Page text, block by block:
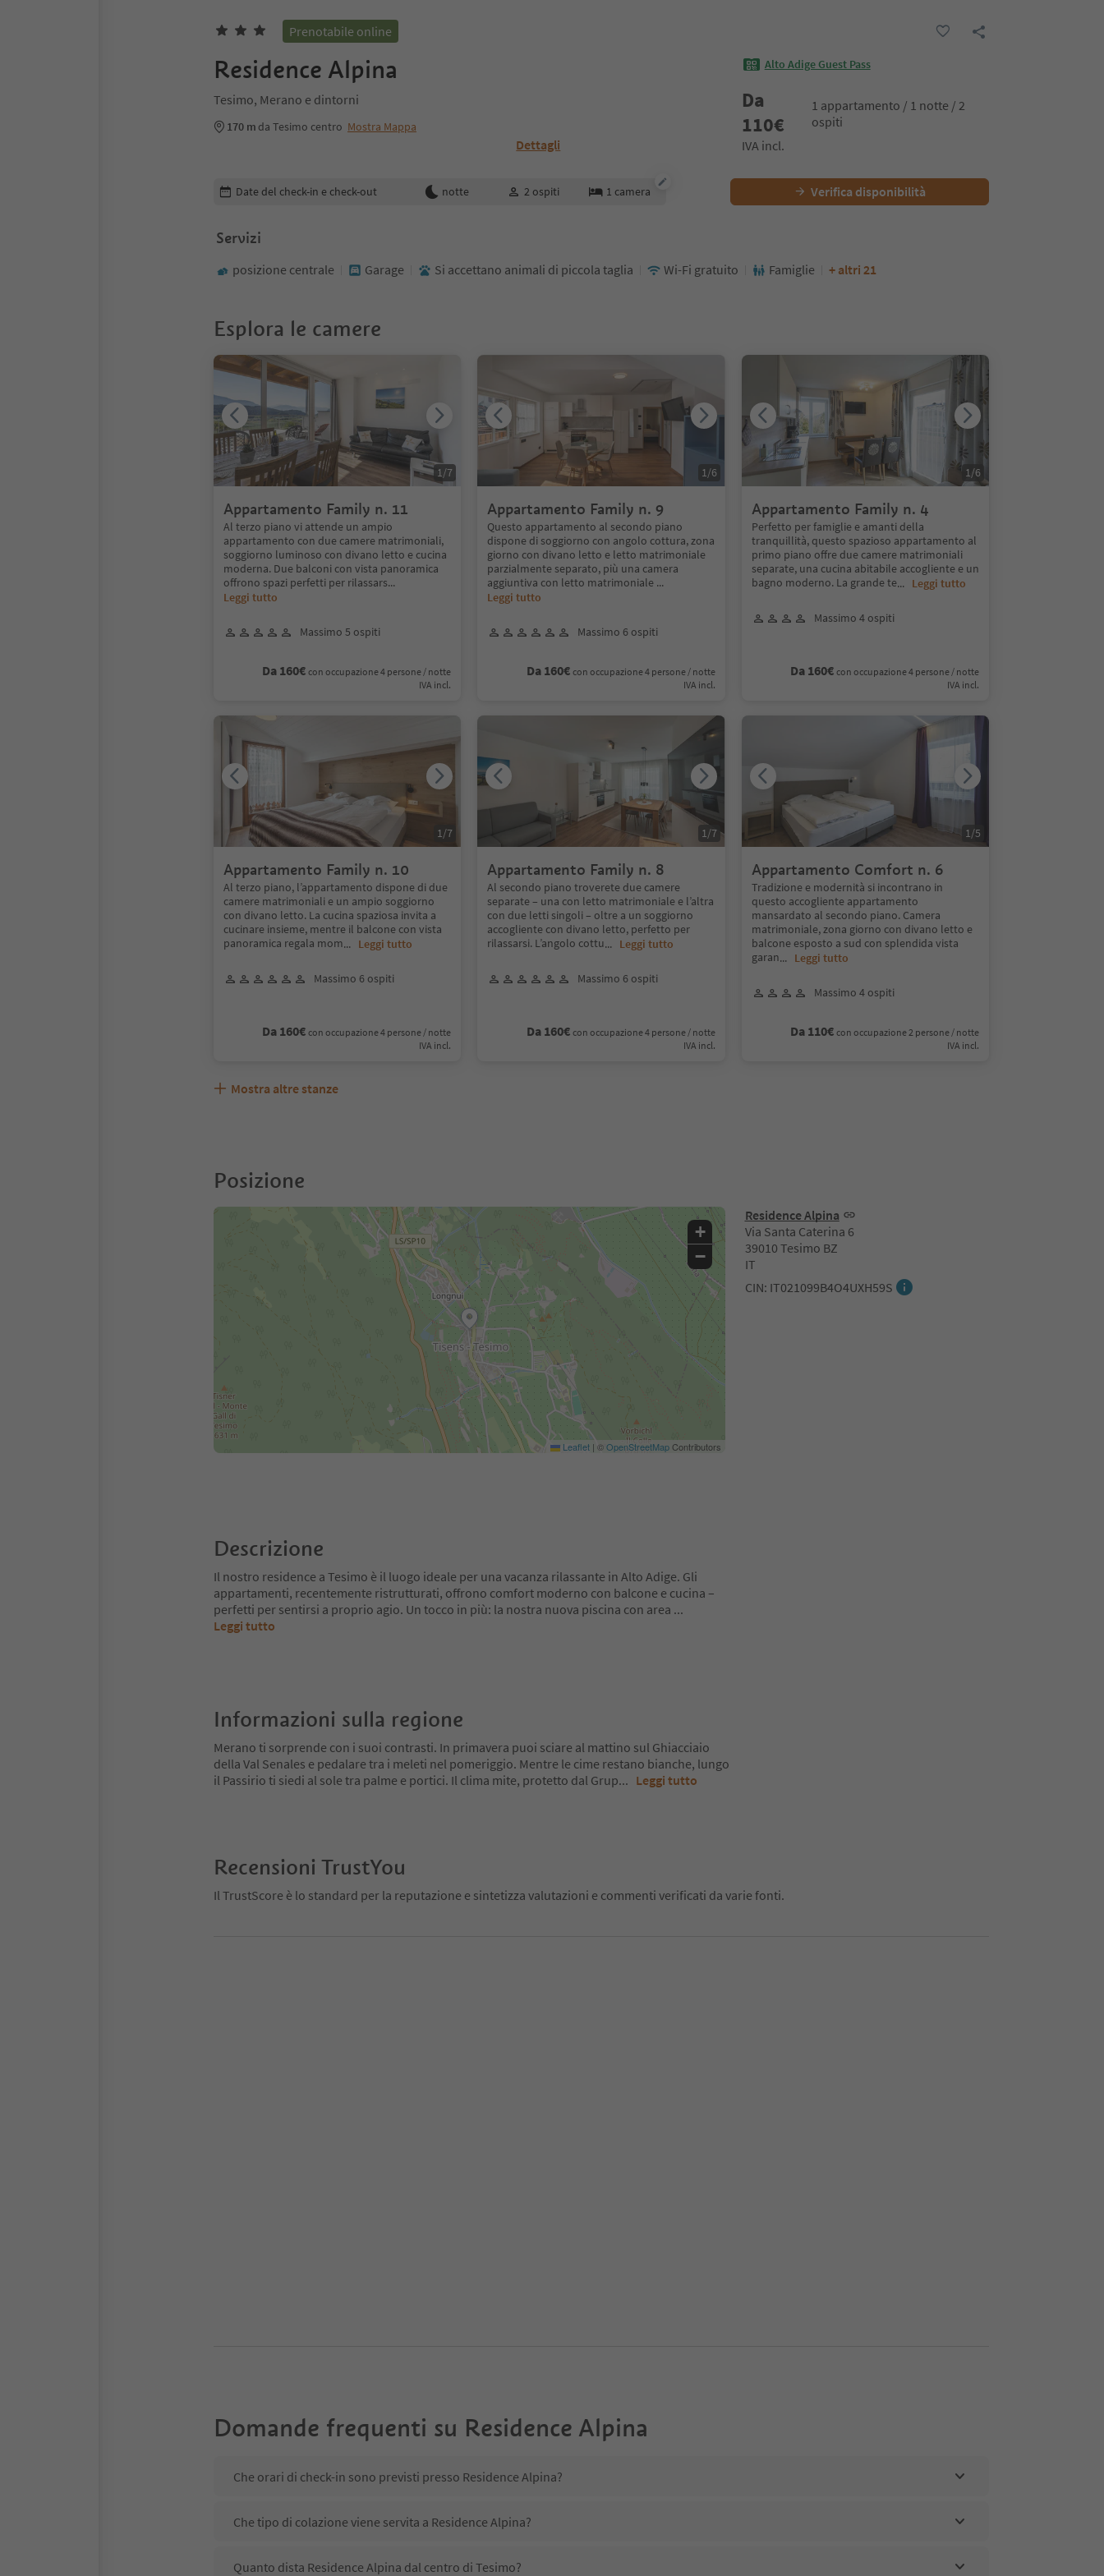
Prenotabile online
Residence Alpina
Tesimo, Merano e dintorni
170 m da Tesimo centro Mostra Mappa
Dettagli
Alto Adige Guest Pass
Da
110€
1 appartamento / 1 notte / 2
ospiti
IVA incl.
Modifica i dettagli della prenotazione
Date del check-in e check-out notte 2 ospiti 1 camera Verifica disponibilità
Servizi
posizione centrale Garage Si accettano animali di piccola taglia Wi-Fi gratuito Famiglie + altri 21
Esplora le camere
Appartamento Family n. 11
Al terzo piano vi attende un ampio
appartamento con due camere matrimoniali,
soggiorno luminoso con divano letto e cucina
moderna. Due balconi con vista panoramica
offrono spazi perfetti per rilassars...
Leggi tutto
Massimo 5 ospiti
Da 160€ con occupazione 4 persone / notte
IVA incl.
1/7
Appartamento Family n. 9
Questo appartamento al secondo piano
dispone di soggiorno con angolo cottura, zona
giorno con divano letto e letto matrimoniale
parzialmente separato, più una camera
aggiuntiva con letto matrimoniale ...
Leggi tutto
Massimo 6 ospiti
Da 160€ con occupazione 4 persone / notte
IVA incl.
1/6
Appartamento Family n. 4
Perfetto per famiglie e amanti della
tranquillità, questo spazioso appartamento al
primo piano offre due camere matrimoniali
separate, una cucina abitabile accogliente e un
bagno moderno. La grande te... Leggi tutto
Massimo 4 ospiti
Da 160€ con occupazione 4 persone / notte
IVA incl.
1/6
Appartamento Family n. 10
Al terzo piano, l’appartamento dispone di due
camere matrimoniali e un ampio soggiorno
con divano letto. La cucina spaziosa invita a
cucinare insieme, mentre il balcone con vista
panoramica regala mom... Leggi tutto
Massimo 6 ospiti
Da 160€ con occupazione 4 persone / notte
IVA incl.
1/7
Appartamento Family n. 8
Al secondo piano troverete due camere
separate – una con letto matrimoniale e l’altra
con due letti singoli – oltre a un soggiorno
accogliente con divano letto, perfetto per
rilassarsi. L’angolo cottu... Leggi tutto
Massimo 6 ospiti
Da 160€ con occupazione 4 persone / notte
IVA incl.
1/7
Appartamento Comfort n. 6
Tradizione e modernità si incontrano in
questo accogliente appartamento
mansardato al secondo piano. Camera
matrimoniale, zona giorno con divano letto e
balcone esposto a sud con splendida vista
garan... Leggi tutto
Massimo 4 ospiti
Da 110€ con occupazione 2 persone / notte
IVA incl.
1/5
Mostra altre stanze
Posizione
Residence Alpina
Via Santa Caterina 6
39010 Tesimo BZ
IT
CIN: IT021099B4O4UXH59S
+
−
Leaflet | ©OpenStreetMapContributors
Descrizione
Il nostro residence a Tesimo è il luogo ideale per una vacanza rilassante in Alto Adige. Gli
appartamenti, recentemente ristrutturati, offrono comfort moderno con balcone e cucina –
perfetti per sentirsi a proprio agio. Un tocco in più: la nostra nuova piscina con area ...
Leggi tutto
Informazioni sulla regione
Merano ti sorprende con i suoi contrasti. In primavera puoi sciare al mattino sul Ghiacciaio
della Val Senales e pedalare tra i meleti nel pomeriggio. Mentre le cime restano bianche, lungo
il Passirio ti siedi al sole tra palme e portici. Il clima mite, protetto dal Grup... Leggi tutto
Recensioni TrustYou
Il TrustScore è lo standard per la reputazione e sintetizza valutazioni e commenti verificati da varie fonti.
Domande frequenti su Residence Alpina
Che orari di check-in sono previsti presso Residence Alpina?
Che tipo di colazione viene servita a Residence Alpina?
Quanto dista Residence Alpina dal centro di Tesimo?